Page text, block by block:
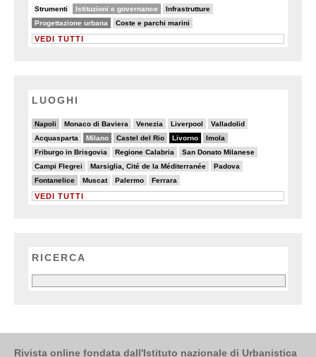
Strumenti
6/82 Istituzioni e governance
49/82 Infrastrutture
15/82
Progettazione urbana
50/82 Coste e parchi marini
19/82
VEDI TUTTI
LUOGHI
Napoli
7/20 Monaco di Baviera
4/20 Venezia
4/20 Liverpool
3/20 Valladolid
3/20
Acquasparta
3/20 Milano
13/20 Castel del Rio
6/20 Livorno
20/20 Imola
6/20
Friburgo in Brisgovia
3/20 Regione Calabria
4/20 San Donato Milanese
3/20
Campi Flegrei
3/20 Marsiglia, Cité de la Méditerranée
2/20 Padova
2/20
Fontanelice
6/20 Muscat
3/20 Palermo
2/20 Ferrara
2/20
VEDI TUTTI
RICERCA
Rivista online fondata dall'Istituto nazionale di Urbanistica